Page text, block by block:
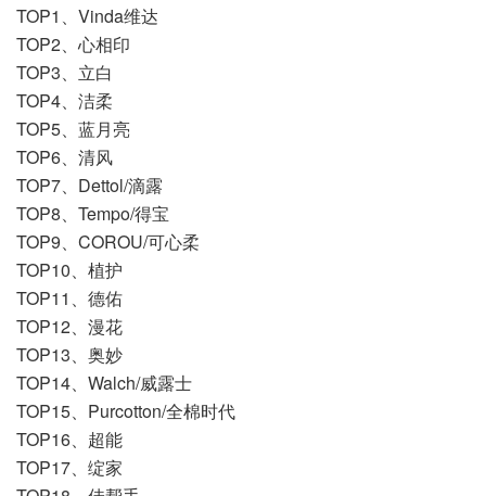
TOP1、Vinda维达
TOP2、心相印
TOP3、立白
TOP4、洁柔
TOP5、蓝月亮
TOP6、清风
TOP7、Dettol/滴露
TOP8、Tempo/得宝
TOP9、COROU/可心柔
TOP10、植护
TOP11、德佑
TOP12、漫花
TOP13、奥妙
TOP14、Walch/威露士
TOP15、Purcotton/全棉时代
TOP16、超能
TOP17、绽家